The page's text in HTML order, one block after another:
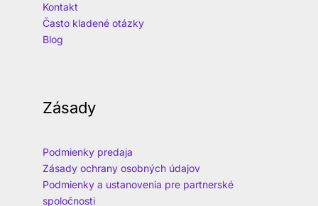
Kontakt
Často kladené otázky
Blog
Zásady
Podmienky predaja
Zásady ochrany osobných údajov
Podmienky a ustanovenia pre partnerské
spoločnosti